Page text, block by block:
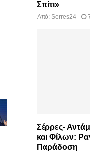
Σπίτι»
Από: Serres24
Σέρρες-
και Φίλων:
Παράδοση